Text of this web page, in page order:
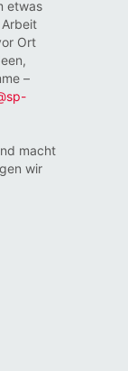
etwas
Ort
–
macht
wir